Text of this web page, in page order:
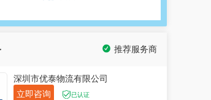
推荐服务商
深圳市优泰物流有限公司
立即咨询
已认证